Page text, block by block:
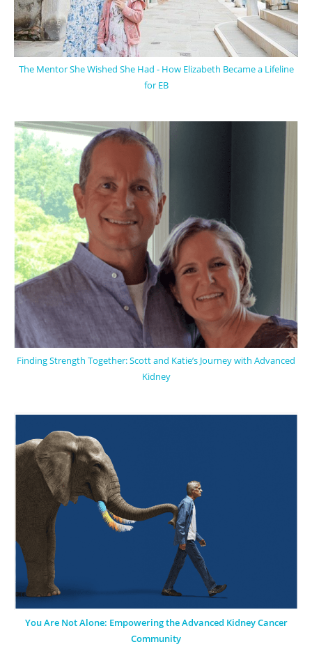
The Mentor She Wished She Had - How Elizabeth Became a Lifeline
for EB
Finding Strength Together: Scott and Katie’s Journey with Advanced
Kidney
You Are Not Alone: Empowering the Advanced Kidney Cancer
Community